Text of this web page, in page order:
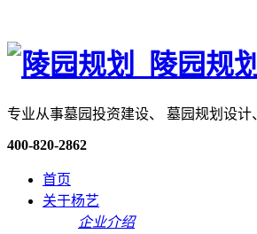
专业从事墓园投资建设、 墓园规划设
400-820-2862
首页
关于杨艺
企业介绍